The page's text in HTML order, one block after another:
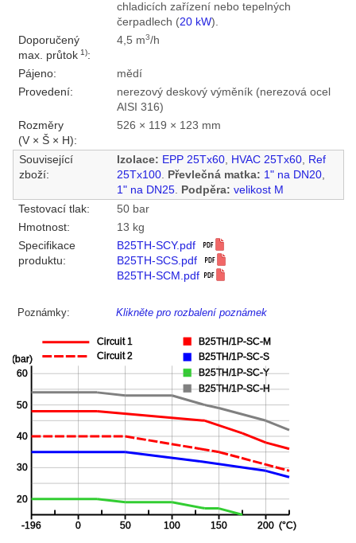
chladicích zařízení nebo tepelných
čerpadlech (20 kW).
Doporučený
max. průtok1):
4,5 m3/h
Pájeno:
mědí
Provedení:
nerezový deskový výměník (nerezová ocel
AISI 316)
Rozměry
(V × Š × H):
526 × 119 × 123 mm
Související
zboží:
Izolace: EPP 25Tx60, HVAC 25Tx60, Ref
25Tx100. Převlečná matka: 1" na DN20,
1" na DN25. Podpěra: velikost M
Testovací tlak:
50 bar
Hmotnost:
13 kg
Specifikace
produktu:
B25TH-SCY.pdf
B25TH-SCS.pdf
B25TH-SCM.pdf
Poznámky: Klikněte pro rozbalení poznámek